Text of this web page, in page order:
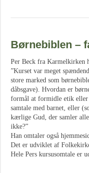
Børnebiblen –
Per Beck fra Karmelkirken
”Kurset var meget
store marked som
dåbsgave). Hvordan er
formål at formidle etik eller
samtale med barnet, eller
kærlige Gud, der samler
ikke?”
Han omtaler også
Det er udviklet af
Hele Pers kursusomtale er